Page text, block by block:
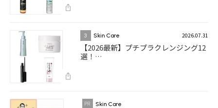
3 Skin Care 2026.07.31
【2026最新】プチプラクレンジング12
選！…
Skin Care